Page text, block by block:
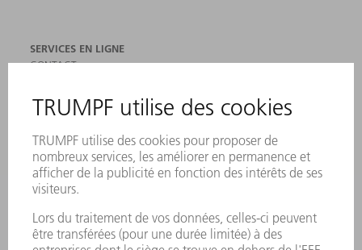
SERVICES EN LIGNE
CONTACT
MANIFESTATIONS ET DATES À RETENIR
INSCRIPTION À LA NEWSLETTER
PRODUITS
MACHINES & SYSTÈMES
LASER
ELECTRONIQUE DE PUISSANCE
OUTILS ÉLECTRIQUES
SMART FACTORY
LOGICIEL